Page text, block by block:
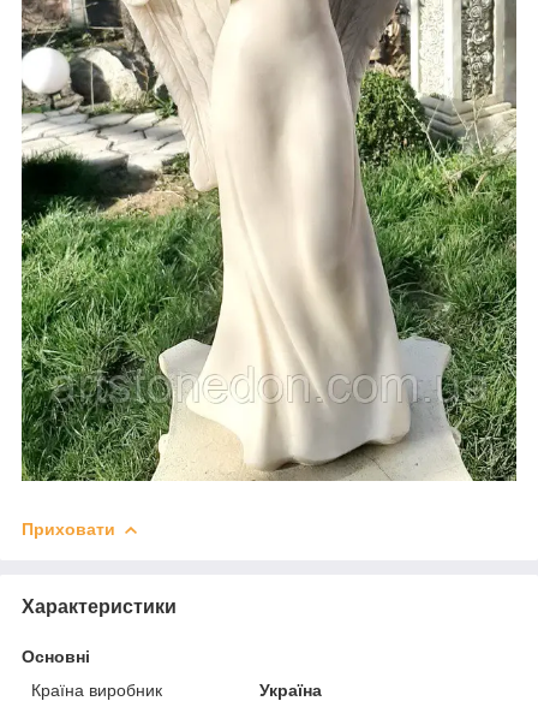
Приховати
Характеристики
Основні
Країна виробник
Україна